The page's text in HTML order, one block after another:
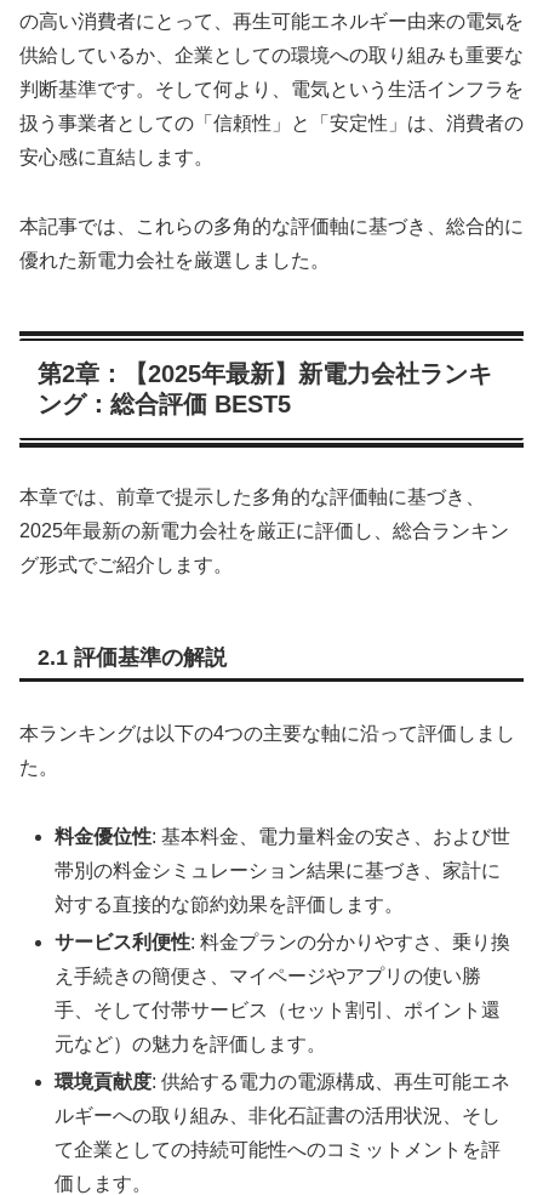
の高い消費者にとって、再生可能エネルギー由来の電気を
供給しているか、企業としての環境への取り組みも重要な
判断基準です。そして何より、電気という生活インフラを
扱う事業者としての「信頼性」と「安定性」は、消費者の
安心感に直結します。
本記事では、これらの多角的な評価軸に基づき、総合的に
優れた新電力会社を厳選しました。
第2章：【2025年最新】新電力会社ランキ
ング：総合評価 BEST5
本章では、前章で提示した多角的な評価軸に基づき、
2025年最新の新電力会社を厳正に評価し、総合ランキン
グ形式でご紹介します。
2.1 評価基準の解説
本ランキングは以下の4つの主要な軸に沿って評価しまし
た。
料金優位性: 基本料金、電力量料金の安さ、および世
帯別の料金シミュレーション結果に基づき、家計に
対する直接的な節約効果を評価します。
サービス利便性: 料金プランの分かりやすさ、乗り換
え手続きの簡便さ、マイページやアプリの使い勝
手、そして付帯サービス（セット割引、ポイント還
元など）の魅力を評価します。
環境貢献度: 供給する電力の電源構成、再生可能エネ
ルギーへの取り組み、非化石証書の活用状況、そし
て企業としての持続可能性へのコミットメントを評
価します。